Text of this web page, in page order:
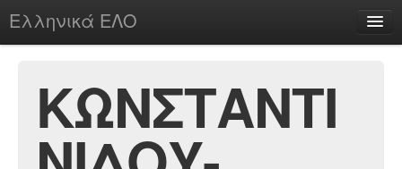
Ελληνικά ΕΛΟ
chesstu.be @ discord
ΚΩΝΣΤΑΝΤΙ